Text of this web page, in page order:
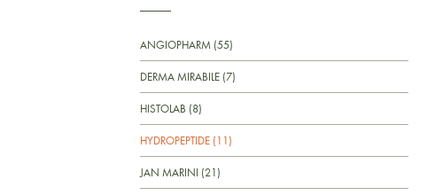
ANGIOPHARM (55)
DERMA MIRABILE (7)
HISTOLAB (8)
HYDROPEPTIDE (11)
JAN MARINI (21)